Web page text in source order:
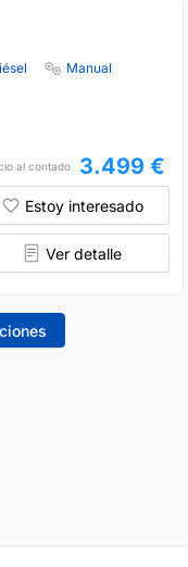
Manual
al contado 3.499 €
Estoy interesado
Ver detalle